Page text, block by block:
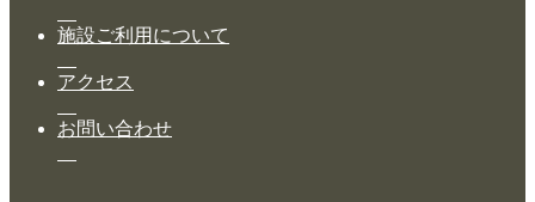
施設ご利用について
アクセス
お問い合わせ